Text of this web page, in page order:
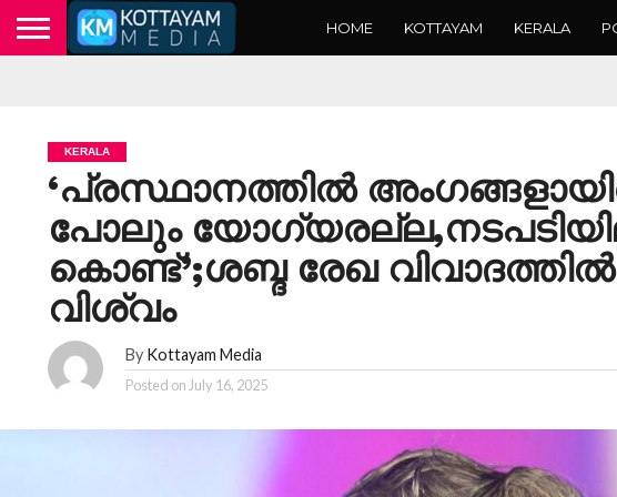
HOME KOTTAYAM KERALA
KERALA
‘പ്രസ്ഥാനത്തിൽ
പോലും
കൊണ്ട്’;ശബ്ദ രേഖ
വിശ്വം
By Kottayam Media
Posted on July 16, 2025